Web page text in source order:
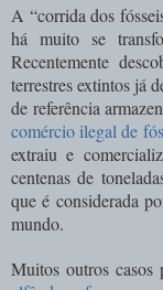
A “corrida dos
há muito se
Recentemente
terrestres extintos já
de referência
comércio ilegal de
extraiu e
centenas de
que é considerada
mundo.
Muitos outros casos